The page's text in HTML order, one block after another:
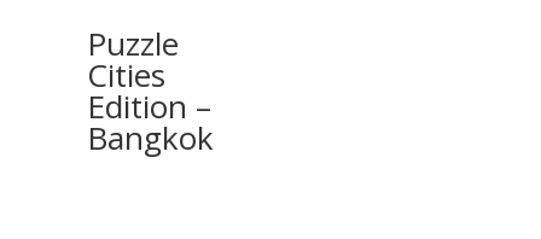
Puzzle
Cities
Edition –
Bangkok